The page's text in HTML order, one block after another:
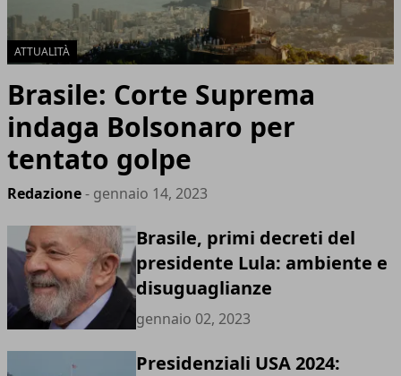
ATTUALITÀ
Brasile: Corte Suprema
indaga Bolsonaro per
tentato golpe
Redazione- gennaio 14, 2023
Brasile, primi decreti del
presidente Lula: ambiente e
disuguaglianze
gennaio 02, 2023
Presidenziali USA 2024: